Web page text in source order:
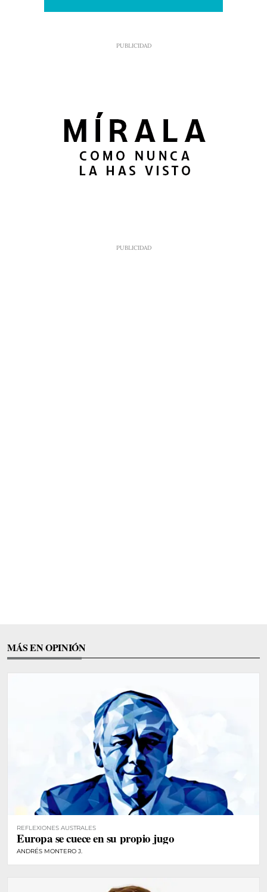
MÁS EN OPINIÓN
REFLEXIONES AUSTRALES
Europa se cuece en su propio jugo
ANDRÉS MONTERO J.